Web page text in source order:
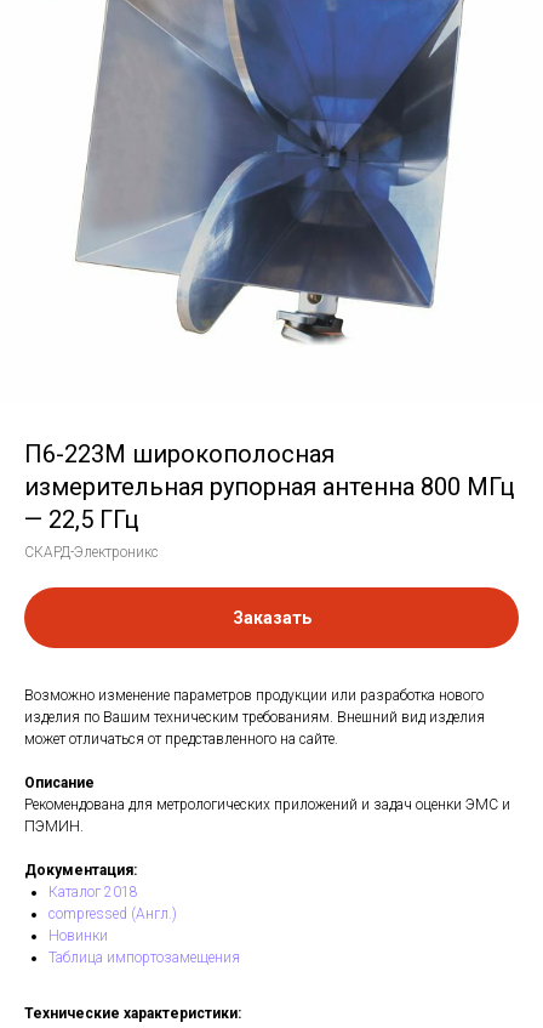
П6-223М широкополосная
измерительная рупорная антенна 800 МГц
— 22,5 ГГц
СКАРД-Электроникс
Заказать
Возможно изменение параметров продукции или разработка нового
изделия по Вашим техническим требованиям. Внешний вид изделия
может отличаться от представленного на сайте.
Описание
Рекомендована для метрологических приложений и задач оценки ЭМС и
ПЭМИН.
Документация:
Каталог 2018
compressed (Англ.)
Новинки
Таблица импортозамещения
Технические характеристики: